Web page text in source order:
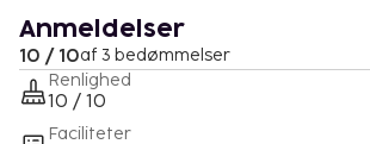
Anmeldelser
10 / 10af 3 bedømmelser
Renlighed
10 / 10
Faciliteter